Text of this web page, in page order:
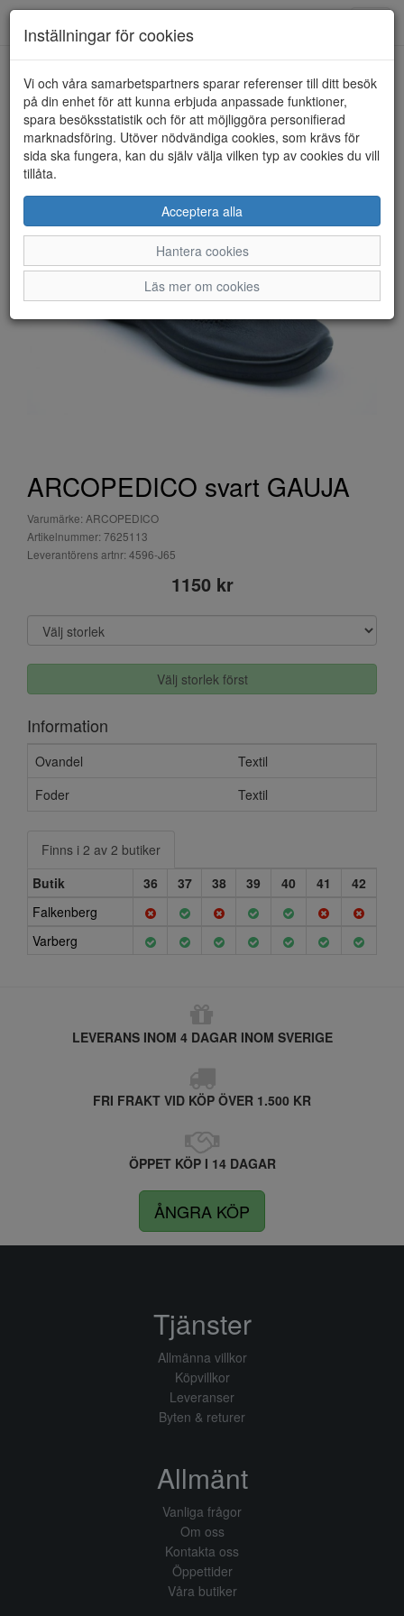
HEM ARCOPEDICO
ARCOPEDICO svart GAUJA
Varumärke: ARCOPEDICO
Artikelnummer: 7625113
Leverantörens artnr: 4596-J65
1150 kr
Välj storlek först
Information
Ovandel
Textil
Foder
Textil
Finns i 2 av 2 butiker
Butik
36 37 38 39 40 41
42
Falkenberg
Varberg
LEVERANS INOM 4 DAGAR INOM SVERIGE
FRI FRAKT VID KÖP ÖVER 1.500 KR
ÖPPET KÖP I 14 DAGAR
ÅNGRA KÖP
Inställningar för cookies
Vi och våra samarbetspartners sparar referenser till ditt besök
på din enhet för att kunna erbjuda anpassade funktioner,
spara besöksstatistik och för att möjliggöra personifierad
marknadsföring. Utöver nödvändiga cookies, som krävs för
sida ska fungera, kan du själv välja vilken typ av cookies du vill
tillåta.
Acceptera alla
Hantera cookies
Läs mer om cookies
Tjänster
Allmänna villkor
Köpvillkor
Leveranser
Byten & returer
Allmänt
Vanliga frågor
Om oss
Kontakta oss
Öppettider
Våra butiker